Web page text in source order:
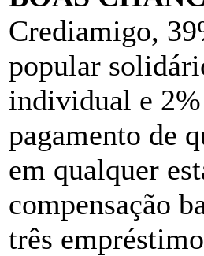
Crediamigo,
popular
individual e
pagamento de
em qualquer
compensação
três